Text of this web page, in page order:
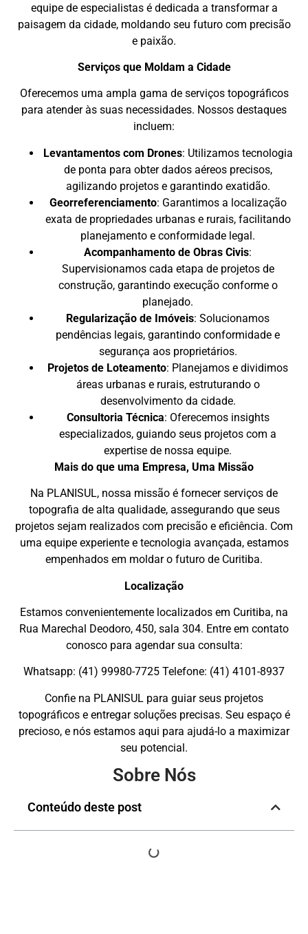
equipe de especialistas é dedicada a transformar a
paisagem da cidade, moldando seu futuro com precisão
e paixão.
Serviços que Moldam a Cidade
Oferecemos uma ampla gama de serviços topográficos
para atender às suas necessidades. Nossos destaques
incluem:
Levantamentos com Drones: Utilizamos tecnologia
de ponta para obter dados aéreos precisos,
agilizando projetos e garantindo exatidão.
Georreferenciamento: Garantimos a localização
exata de propriedades urbanas e rurais, facilitando
planejamento e conformidade legal.
Acompanhamento de Obras Civis:
Supervisionamos cada etapa de projetos de
construção, garantindo execução conforme o
planejado.
Regularização de Imóveis: Solucionamos
pendências legais, garantindo conformidade e
segurança aos proprietários.
Projetos de Loteamento: Planejamos e dividimos
áreas urbanas e rurais, estruturando o
desenvolvimento da cidade.
Consultoria Técnica: Oferecemos insights
especializados, guiando seus projetos com a
expertise de nossa equipe.
Mais do que uma Empresa, Uma Missão
Na PLANISUL, nossa missão é fornecer serviços de
topografia de alta qualidade, assegurando que seus
projetos sejam realizados com precisão e eficiência. Com
uma equipe experiente e tecnologia avançada, estamos
empenhados em moldar o futuro de Curitiba.
Localização
Estamos convenientemente localizados em Curitiba, na
Rua Marechal Deodoro, 450, sala 304. Entre em contato
conosco para agendar sua consulta:
Whatsapp: (41) 99980-7725 Telefone: (41) 4101-8937
Confie na PLANISUL para guiar seus projetos
topográficos e entregar soluções precisas. Seu espaço é
precioso, e nós estamos aqui para ajudá-lo a maximizar
seu potencial.
Sobre Nós
Conteúdo deste post